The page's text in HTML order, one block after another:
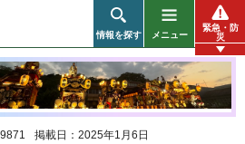
情報を探す メニュー
緊急・防
災
掲載日：2025年1月6日